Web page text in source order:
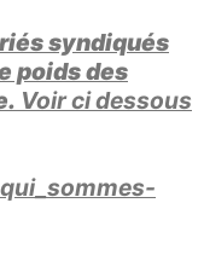
syndiqués
poids des
Voir ci dessous